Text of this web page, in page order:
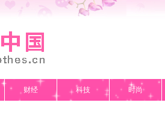
财经 科技 时尚